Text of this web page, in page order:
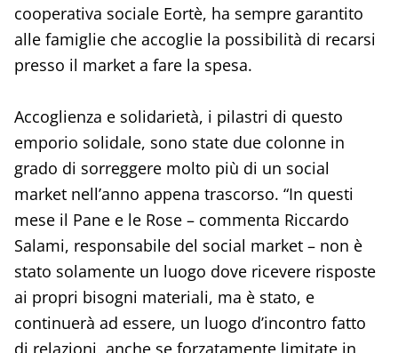
cooperativa sociale Eortè, ha sempre garantito
alle famiglie che accoglie la possibilità di recarsi
presso il market a fare la spesa.
Accoglienza e solidarietà, i pilastri di questo
emporio solidale, sono state due colonne in
grado di sorreggere molto più di un social
market nell’anno appena trascorso. “In questi
mese il Pane e le Rose – commenta Riccardo
Salami, responsabile del social market – non è
stato solamente un luogo dove ricevere risposte
ai propri bisogni materiali, ma è stato, e
continuerà ad essere, un luogo d’incontro fatto